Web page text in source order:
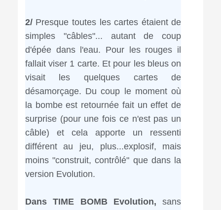
2/Presque toutes les cartes étaient de
simples "câbles"... autant de coup
d'épée dans l'eau. Pour les rouges il
fallait viser 1 carte. Et pour les bleus on
visait les quelques cartes de
désamorçage. Du coup le moment où
la bombe est retournée fait un effet de
surprise (pour une fois ce n'est pas un
câble) et cela apporte un ressenti
différent au jeu, plus...explosif, mais
moins "construit, contrôlé" que dans la
version Evolution.
Dans TIME BOMB Evolution, sans